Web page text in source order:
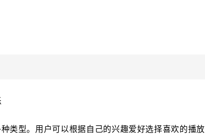
类型。用户可以根据自己的兴趣爱好选择喜欢的播